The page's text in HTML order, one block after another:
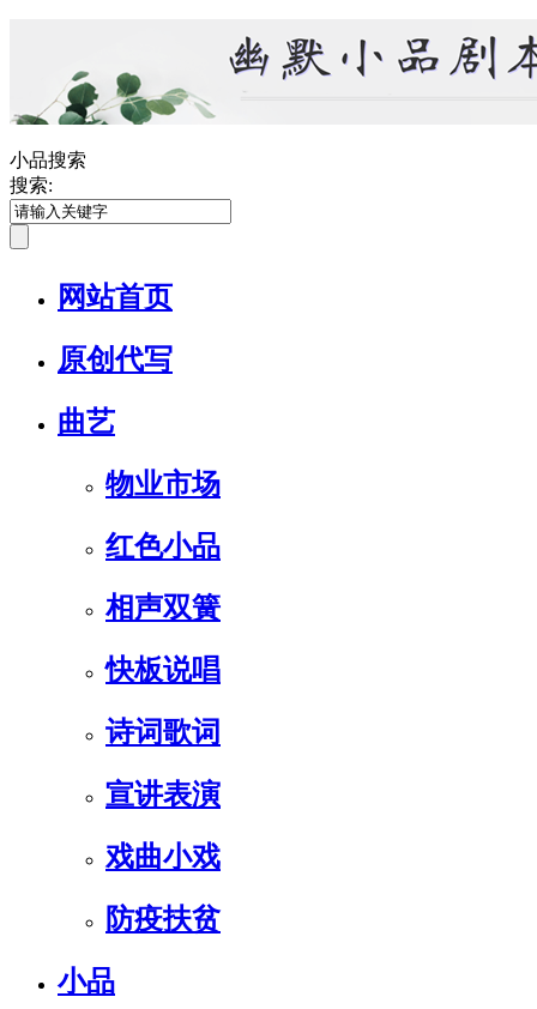
小品搜索
搜索:
网站首页
原创代写
曲艺
物业市场
红色小品
相声双簧
快板说唱
诗词歌词
宣讲表演
戏曲小戏
防疫扶贫
小品